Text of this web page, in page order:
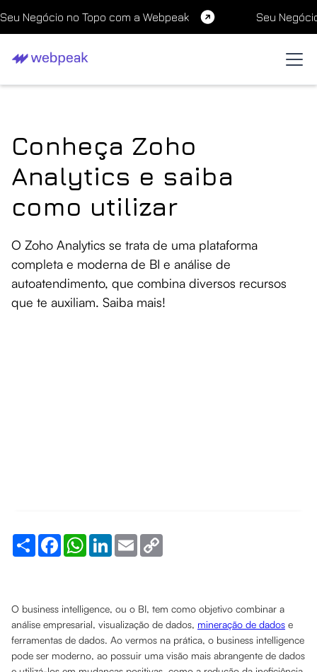
Seu Negócio no Topo com a Webpeak Seu
Conheça Zoho
Analytics e saiba
como utilizar
O Zoho Analytics se trata de uma plataforma
completa e moderna de BI e análise de
autoatendimento, que combina diversos recursos
que te auxiliam. Saiba mais!
Share FacebookWhatsApp
LinkedInEmail
O business intelligence, ou o BI, tem como objetivo combinar a
análise empresarial, visualização de dados, mineração de dados e
ferramentas de dados. Ao vermos na prática, o business intelligence
pode ser moderno, ao possuir uma visão mais abrangente de dados